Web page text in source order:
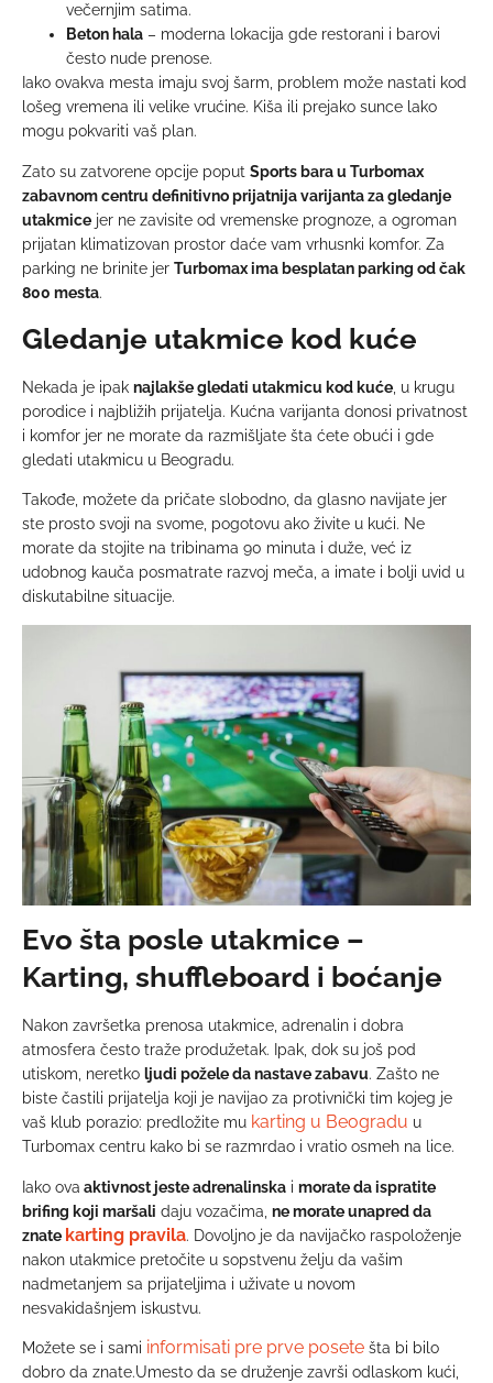
večernjim satima.
Beton hala – moderna lokacija gde restorani i barovi
često nude prenose.
Iako ovakva mesta imaju svoj šarm, problem može nastati kod
lošeg vremena ili velike vrućine. Kiša ili prejako sunce lako
mogu pokvariti vaš plan.
Zato su zatvorene opcije poput Sports bara u Turbomax
zabavnom centru definitivno prijatnija varijanta za gledanje
utakmice jer ne zavisite od vremenske prognoze, a ogroman
prijatan klimatizovan prostor daće vam vrhusnki komfor. Za
parking ne brinite jer Turbomax ima besplatan parking od čak
800 mesta.
Gledanje utakmice kod kuće
Nekada je ipak najlakše gledati utakmicu kod kuće , u krugu
porodice i najbližih prijatelja. Kućna varijanta donosi privatnost
i komfor jer ne morate da razmišljate šta ćete obući i gde
gledati utakmicu u Beogradu.
Takođe, možete da pričate slobodno, da glasno navijate jer
ste prosto svoji na svome, pogotovu ako živite u kući. Ne
morate da stojite na tribinama 90 minuta i duže, već iz
udobnog kauča posmatrate razvoj meča, a imate i bolji uvid u
diskutabilne situacije.
Evo šta posle utakmice –
Karting, shuffleboard i boćanje
Nakon završetka prenosa utakmice, adrenalin i dobra
atmosfera često traže produžetak. Ipak, dok su još pod
utiskom, neretko ljudi požele da nastave zabavu. Zašto ne
biste častili prijatelja koji je navijao za protivnički tim kojeg je
vaš klub porazio: predložite mu karting u Beogradu u
Turbomax centru kako bi se razmrdao i vratio osmeh na lice.
Iako ova aktivnost jeste adrenalinska i morate da ispratite
brifing koji maršali daju vozačima, ne morate unapred da
znate karting pravila. Dovoljno je da navijačko raspoloženje
nakon utakmice pretočite u sopstvenu želju da vašim
nadmetanjem sa prijateljima i uživate u novom
nesvakidašnjem iskustvu.
Možete se i sami informisati pre prve posete šta bi bilo
dobro da znate.Umesto da se druženje završi odlaskom kući,